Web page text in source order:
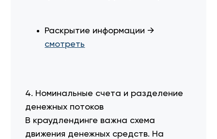
Раскрытие информации →
смотреть
4. Номинальные счета и разделение
денежных потоков
В краудлендинге важна схема
движения денежных средств. На